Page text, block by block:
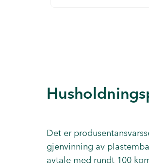
Det er
gjenvinning av
avtale med rundt 100